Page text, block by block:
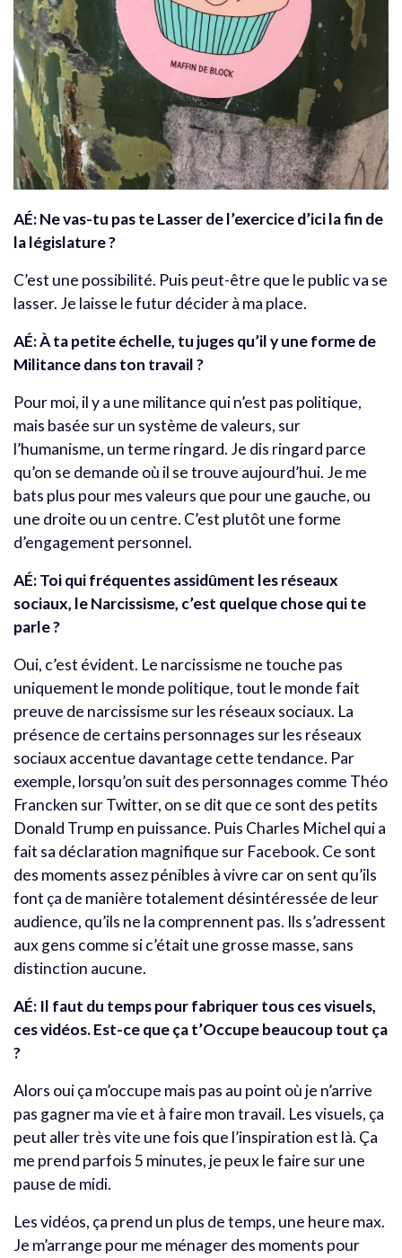
AÉ:Ne vas-tu pas te Lasser de l’exercice d’ici la fin de
la législature ?
C’est une possibilité. Puis peut-être que le public va se
lasser. Je laisse le futur décider à ma place.
AÉ:À ta petite échelle, tu juges qu’il y une forme de
Militance dans ton travail ?
Pour moi, il y a une militance qui n’est pas politique,
mais basée sur un système de valeurs, sur
l’humanisme, un terme ringard. Je dis ringard parce
qu’on se demande où il se trouve aujourd’hui. Je me
bats plus pour mes valeurs que pour une gauche, ou
une droite ou un centre. C’est plutôt une forme
d’engagement personnel.
AÉ:Toi qui fréquentes assidûment les réseaux
sociaux, le Narcissisme, c’est quelque chose qui te
parle ?
Oui, c’est évident. Le narcissisme ne touche pas
uniquement le monde politique, tout le monde fait
preuve de narcissisme sur les réseaux sociaux. La
présence de certains personnages sur les réseaux
sociaux accentue davantage cette tendance. Par
exemple, lorsqu’on suit des personnages comme Théo
Francken sur Twitter, on se dit que ce sont des petits
Donald Trump en puissance. Puis Charles Michel qui a
fait sa déclaration magnifique sur Facebook. Ce sont
des moments assez pénibles à vivre car on sent qu’ils
font ça de manière totalement désintéressée de leur
audience, qu’ils ne la comprennent pas. Ils s’adressent
aux gens comme si c’était une grosse masse, sans
distinction aucune.
AÉ: Il faut du temps pour fabriquer tous ces visuels,
ces vidéos. Est-ce que ça t’Occupe beaucoup tout ça
?
Alors oui ça m’occupe mais pas au point où je n’arrive
pas gagner ma vie et à faire mon travail. Les visuels, ça
peut aller très vite une fois que l’inspiration est là. Ça
me prend parfois 5 minutes, je peux le faire sur une
pause de midi.
Les vidéos, ça prend un plus de temps, une heure max.
Je m’arrange pour me ménager des moments pour